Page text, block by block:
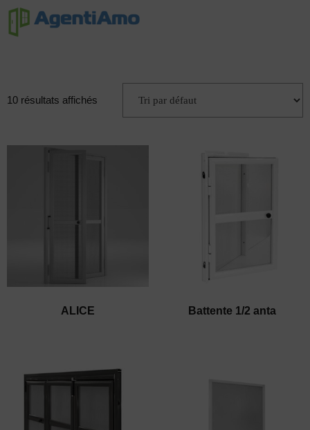
10 résultats affichés
ALICE Battente 1/2 anta